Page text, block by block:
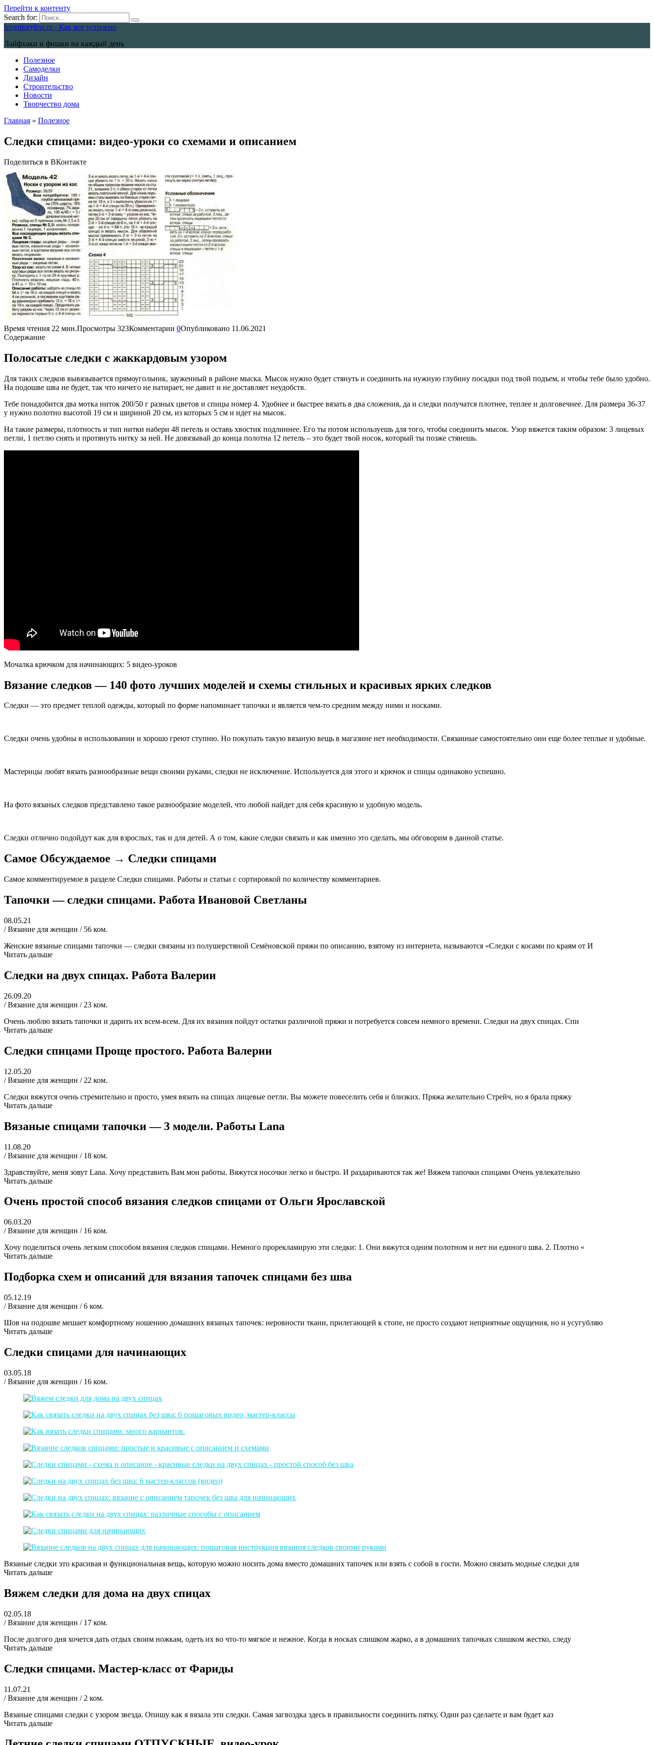
Перейти к контенту
Search for:
Inventoryfest.ru - Как все устроено
Лайфхаки и фишки на каждый день
Полезное
Самоделки
Дизайн
Строительство
Новости
Творчество дома
Главная » Полезное
Следки спицами: видео-уроки со схемами и описанием
Поделиться в ВКонтакте
Время чтения 22 мин.Просмотры 323Комментарии 0Опубликовано 11.06.2021
Содержание
Полосатые следки с жаккардовым узором
Для таких следков вывязывается прямоугольник, зауженный в районе мыска. Мысок нужно будет стянуть и соединить на нужную глубину посадки под твой подъем, и чтобы тебе было удобно.
На подошве шва не будет, так что ничего не натирает, не давит и не доставляет неудобств.
Тебе понадобится два мотка ниток 200/50 г разных цветов и спицы номер 4. Удобнее и быстрее вязать в два сложения, да и следки получатся плотнее, теплее и долговечнее. Для размера 36-37
у нужно полотно высотой 19 см и шириной 20 см, из которых 5 см и идет на мысок.
На такие размеры, плотность и тип нитки набери 48 петель и оставь хвостик подлиннее. Его ты потом используешь для того, чтобы соединить мысок. Узор вяжется таким образом: 3 лицевых
петли, 1 петлю снять и протянуть нитку за ней. Не довязывай до конца полотна 12 петель – это будет твой носок, который ты позже стянешь.
Мочалка крючком для начинающих: 5 видео-уроков
Вязание следков — 140 фото лучших моделей и схемы стильных и красивых ярких следков
Следки — это предмет теплой одежды, который по форме напоминает тапочки и является чем-то средним между ними и носками.
Следки очень удобны в использовании и хорошо греют ступню. Но покупать такую вязаную вещь в магазине нет необходимости. Связанные самостоятельно они еще более теплые и удобные.
Мастерицы любят вязать разнообразные вещи своими руками, следки не исключение. Используется для этого и крючок и спицы одинаково успешно.
На фото вязаных следков представлено такое разнообразие моделей, что любой найдет для себя красивую и удобную модель.
Следки отлично подойдут как для взрослых, так и для детей. А о том, какие следки связать и как именно это сделать, мы обговорим в данной статье.
Самое Обсуждаемое → Следки спицами
Самое комментируемое в разделе Следки спицами. Работы и статьи с сортировкой по количеству комментариев.
Тапочки — следки спицами. Работа Ивановой Светланы
08.05.21
/ Вязание для женщин / 56 ком.
Женские вязаные спицами тапочки — следки связаны из полушерстяной Семёновской пряжи по описанию, взятому из интернета, называются «Следки с косами по краям от И
Читать дальше
Следки на двух спицах. Работа Валерии
26.09.20
/ Вязание для женщин / 23 ком.
Очень люблю вязать тапочки и дарить их всем-всем. Для их вязания пойдут остатки различной пряжи и потребуется совсем немного времени. Следки на двух спицах. Спи
Читать дальше
Следки спицами Проще простого. Работа Валерии
12.05.20
/ Вязание для женщин / 22 ком.
Следки вяжутся очень стремительно и просто, умея вязать на спицах лицевые петли. Вы можете повеселить себя и близких. Пряжа желательно Стрейч, но я брала пряжу
Читать дальше
Вязаные спицами тапочки — 3 модели. Работы Lana
11.08.20
/ Вязание для женщин / 18 ком.
Здравствуйте, меня зовут Lana. Хочу представить Вам мои работы. Вяжутся носочки легко и быстро. И раздариваются так же! Вяжем тапочки спицами Очень увлекательно
Читать дальше
Очень простой способ вязания следков спицами от Ольги Ярославской
06.03.20
/ Вязание для женщин / 16 ком.
Хочу поделиться очень легким способом вязания следков спицами. Немного прорекламирую эти следки: 1. Они вяжутся одним полотном и нет ни единого шва. 2. Плотно «
Читать дальше
Подборка схем и описаний для вязания тапочек спицами без шва
05.12.19
/ Вязание для женщин / 6 ком.
Шов на подошве мешает комфортному ношению домашних вязаных тапочек: неровности ткани, прилегающей к стопе, не просто создают неприятные ощущения, но и усугубляю
Читать дальше
Следки спицами для начинающих
03.05.18
/ Вязание для женщин / 16 ком.
Вязаные следки это красивая и функциональная вещь, которую можно носить дома вместо домашних тапочек или взять с собой в гости. Можно связать модные следки для
Читать дальше
Вяжем следки для дома на двух спицах
02.05.18
/ Вязание для женщин / 17 ком.
После долгого дня хочется дать отдых своим ножкам, одеть их во что-то мягкое и нежное. Когда в носках слишком жарко, а в домашних тапочках слишком жестко, следу
Читать дальше
Следки спицами. Мастер-класс от Фариды
11.07.21
/ Вязание для женщин / 2 ком.
Вязаные спицами следки с узором звезда. Опишу как я вязала эти следки. Самая загвоздка здесь в правильности соединить пятку. Один раз сделаете и вам будет каз
Читать дальше